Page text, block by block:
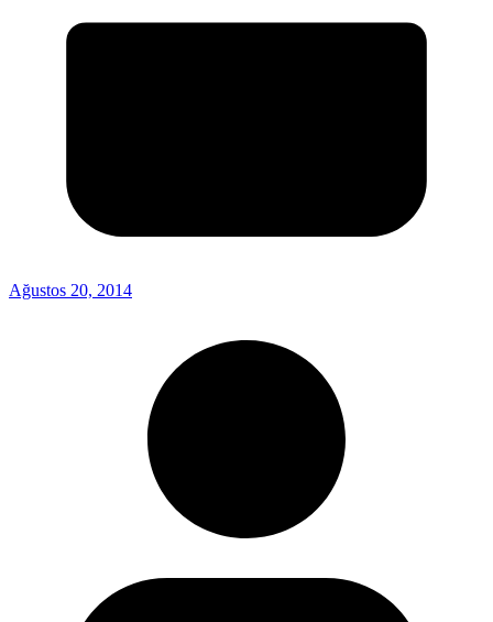
Ağustos 20, 2014